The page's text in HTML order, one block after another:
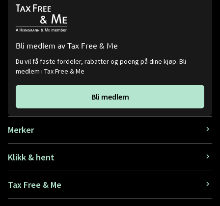
Bli medlem av Tax Free & Me
Du vil få faste fordeler, rabatter og poeng på dine kjøp. Bli
medlem i Tax Free & Me
Bli medlem
Merker
Klikk & hent
Tax Free & Me